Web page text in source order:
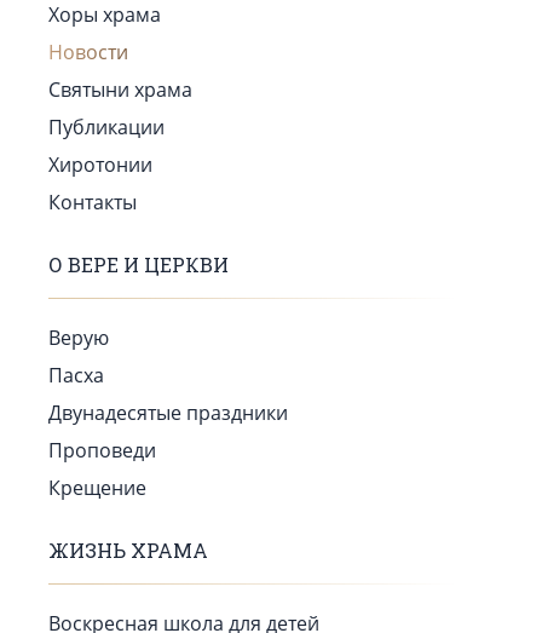
Хоры храма
Новости
Святыни храма
Публикации
Хиротонии
Контакты
О ВЕРЕ И ЦЕРКВИ
Верую
Пасха
Двунадесятые праздники
Проповеди
Крещение
ЖИЗНЬ ХРАМА
Воскресная школа для детей